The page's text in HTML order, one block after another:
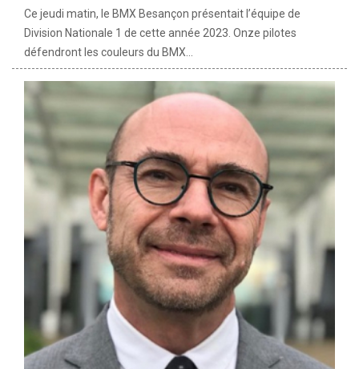
Ce jeudi matin, le BMX Besançon présentait l’équipe de
Division Nationale 1 de cette année 2023. Onze pilotes
défendront les couleurs du BMX...